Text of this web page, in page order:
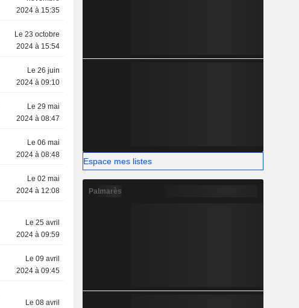
2024 à 15:35
Le 23 octobre
2024 à 15:54
Le 26 juin
2024 à 09:10
Le 29 mai
2024 à 08:47
Le 06 mai
2024 à 08:48
Le 02 mai
2024 à 12:08
Le 25 avril
2024 à 09:59
Le 09 avril
2024 à 09:45
Le 08 avril
Espace mes listes
Palmarès